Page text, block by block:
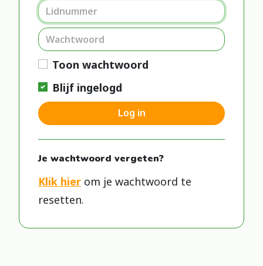
Toon wachtwoord
Blijf ingelogd
Log in
Je wachtwoord vergeten?
Klik hier om je wachtwoord te
resetten.